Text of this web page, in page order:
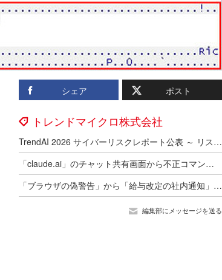
シェア ポスト
トレンドマイクロ株式会社
TrendAI 2026 サイバーリスクレポート公表 ～ リスク上位の 7 割が「 ID 関連」認識しつつも進まない対策実態
「claude.ai」のチャット共有画面から不正コマンドを実行させる ClickFix 型攻撃キャンペーンを分析
「ブラウザの偽警告」から「給与改定の社内通知」まで ～ 4 つの手口から読み解くサポート詐欺最新傾向
編集部にメッセージを送る